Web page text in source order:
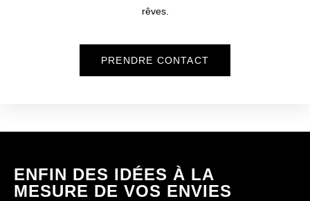
rêves.
PRENDRE CONTACT
ENFIN DES IDÉES À LA
MESURE DE VOS ENVIES